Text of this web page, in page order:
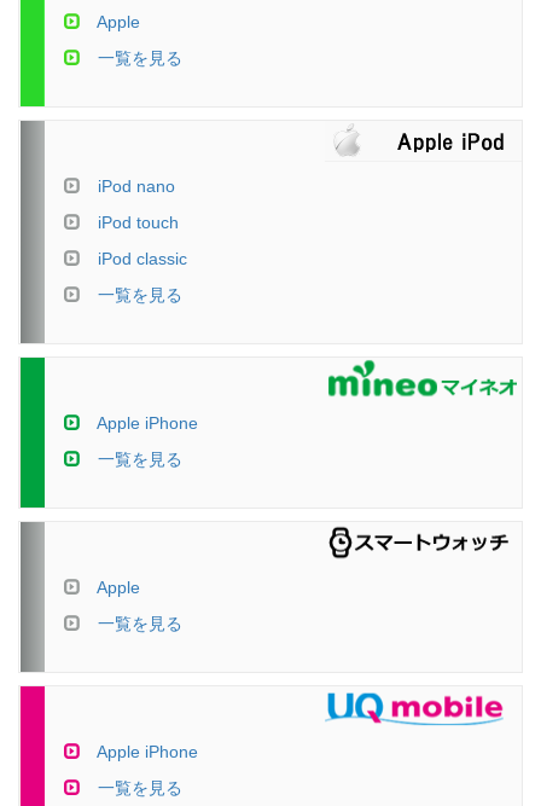
Apple
一覧を見る
iPod nano
iPod touch
iPod classic
一覧を見る
Apple iPhone
一覧を見る
Apple
一覧を見る
Apple iPhone
一覧を見る